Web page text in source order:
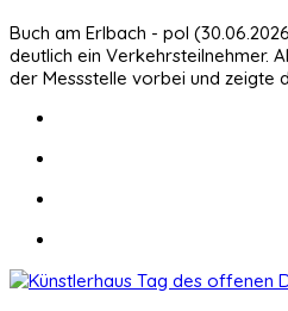
Buch am Erlbach - pol
deutlich ein Verkehrsteilnehmer.
der Messstelle vorbei und zeigte